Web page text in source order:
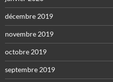
décembre 2019
novembre 2019
octobre 2019
septembre 2019